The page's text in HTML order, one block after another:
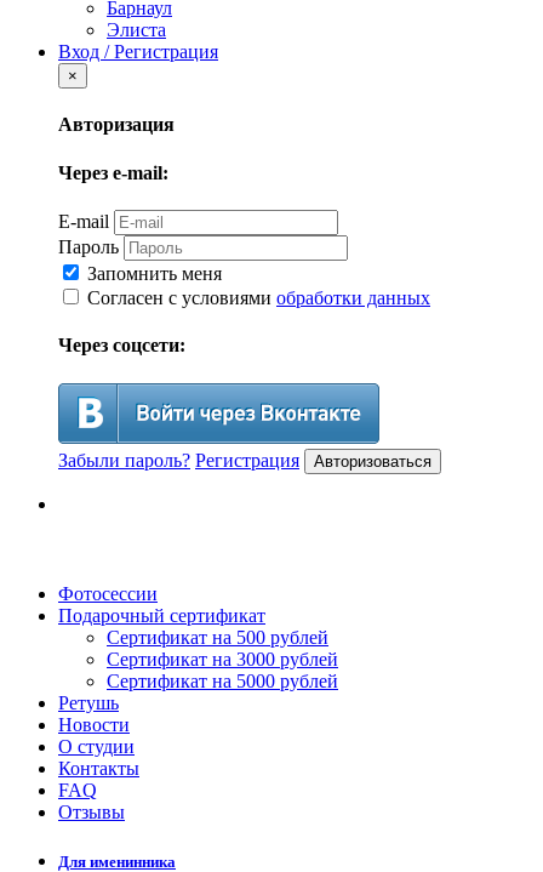
Барнаул
Элиста
Вход / Регистрация
×
Авторизация
Через e-mail:
E-mail
Пароль
Запомнить меня
Согласен с условиями обработки данных
Через соцсети:
Забыли пароль? Регистрация Авторизоваться
Фотосессии
Подарочный сертификат
Сертификат на 500 рублей
Сертификат на 3000 рублей
Сертификат на 5000 рублей
Ретушь
Новости
О студии
Контакты
FAQ
Отзывы
Для именинника